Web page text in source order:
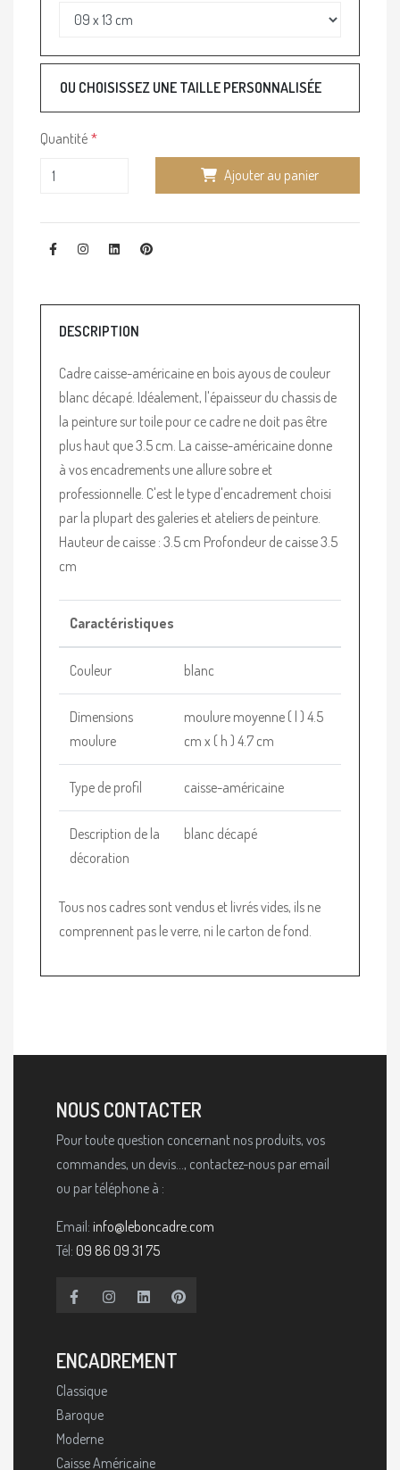
OU CHOISISSEZ UNE TAILLE PERSONNALISÉE
Quantité
Ajouter au panier
DESCRIPTION
Cadre caisse-américaine en bois ayous de couleur
blanc décapé. Idéalement, l'épaisseur du chassis de
la peinture sur toile pour ce cadre ne doit pas être
plus haut que 3.5 cm. La caisse-américaine donne
à vos encadrements une allure sobre et
professionnelle. C'est le type d'encadrement choisi
par la plupart des galeries et ateliers de peinture.
Hauteur de caisse : 3.5 cm Profondeur de caisse 3.5
cm
Caractéristiques
Couleur blanc
Dimensions
moulure
moulure moyenne ( l ) 4.5
cm x ( h ) 4.7 cm
Type de profil caisse-américaine
Description de la
décoration
blanc décapé
Tous nos cadres sont vendus et livrés vides, ils ne
comprennent pas le verre, ni le carton de fond.
NOUS CONTACTER
Pour toute question concernant nos produits, vos
commandes, un devis..., contactez-nous par email
ou par téléphone à :
Email: info@leboncadre.com
Tél: 09 86 09 31 75
ENCADREMENT
Classique
Baroque
Moderne
Caisse Américaine